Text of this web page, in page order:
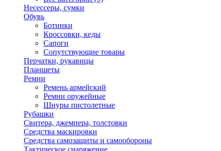
Несессеры, сумки
Обувь
Ботинки
Кроссовки, кеды
Сапоги
Сопутствующие товары
Перчатки, рукавицы
Планшеты
Ремни
Ремень армейский
Ремни оружейные
Шнуры пистолетные
Рубашки
Свитера, джемпера, толстовки
Средства маскировки
Средства самозащиты и самообороны
Тактическое снаряжение